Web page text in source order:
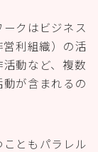
クはビジネス
利組織）の活
動など、複数
が含まれるの
ともパラレル